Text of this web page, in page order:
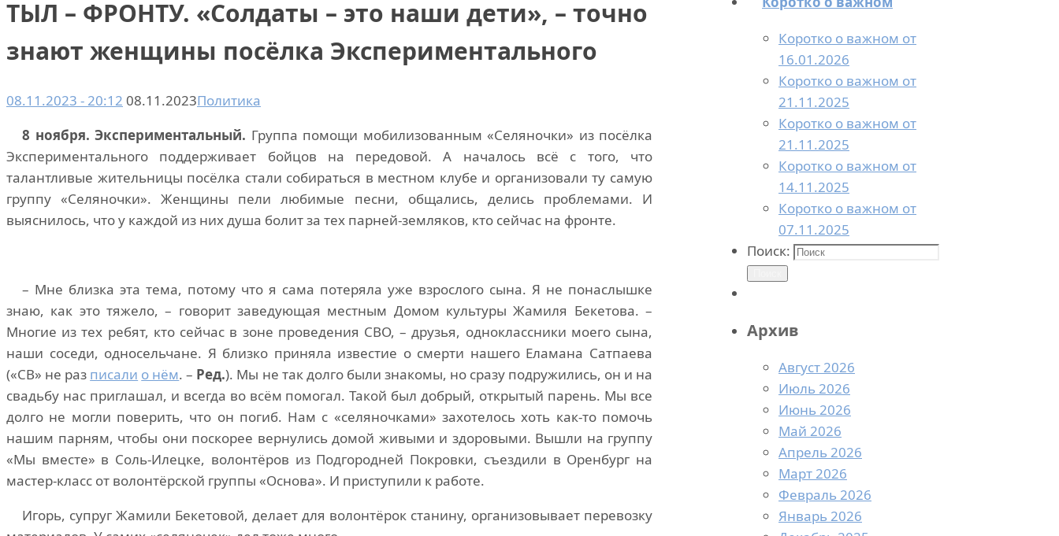
ТЫЛ – ФРОНТУ. «Солдаты – это наши дети», – точно
знают женщины посёлка Экспериментального
08.11.2023 - 20:12 08.11.2023Политика
8 ноября. Экспериментальный. Группа помощи мобилизованным «Селяночки» из посёлка
Экспериментального поддерживает бойцов на передовой. А началось всё с того, что
талантливые жительницы посёлка стали собираться в местном клубе и организовали ту самую
группу «Селяночки». Женщины пели любимые песни, общались, делись проблемами. И
выяснилось, что у каждой из них душа болит за тех парней-земляков, кто сейчас на фронте.
– Мне близка эта тема, потому что я сама потеряла уже взрослого сына. Я не понаслышке
знаю, как это тяжело, – говорит заведующая местным Домом культуры Жамиля Бекетова. –
Многие из тех ребят, кто сейчас в зоне проведения СВО, – друзья, одноклассники моего сына,
наши соседи, односельчане. Я близко приняла известие о смерти нашего Еламана Сатпаева
(«СВ» не раз писали о нём. – Ред.). Мы не так долго были знакомы, но сразу подружились, он и на
свадьбу нас приглашал, и всегда во всём помогал. Такой был добрый, открытый парень. Мы все
долго не могли поверить, что он погиб. Нам с «селяночками» захотелось хоть как-то помочь
нашим парням, чтобы они поскорее вернулись домой живыми и здоровыми. Вышли на группу
«Мы вместе» в Соль-Илецке, волонтёров из Подгородней Покровки, съездили в Оренбург на
мастер-класс от волонтёрской группы «Основа». И приступили к работе.
Игорь, супруг Жамили Бекетовой, делает для волонтёрок станину, организовывает перевозку
Коротко о важном от
16.01.2026
Коротко о важном от
21.11.2025
Коротко о важном от
21.11.2025
Коротко о важном от
14.11.2025
Коротко о важном от
07.11.2025
Поиск:
Архив
Август 2026
Июль 2026
Июнь 2026
Май 2026
Апрель 2026
Март 2026
Февраль 2026
Январь 2026